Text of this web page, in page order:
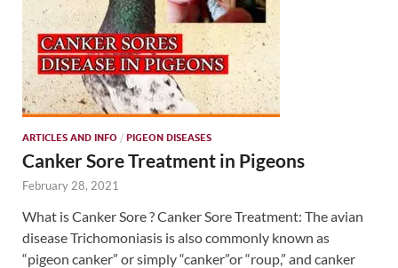
ARTICLES AND INFO / PIGEON DISEASES
Canker Sore Treatment in Pigeons
February 28, 2021
What is Canker Sore ? Canker Sore Treatment: The avian
disease Trichomoniasis is also commonly known as
“pigeon canker” or simply “canker”or “roup,” and canker